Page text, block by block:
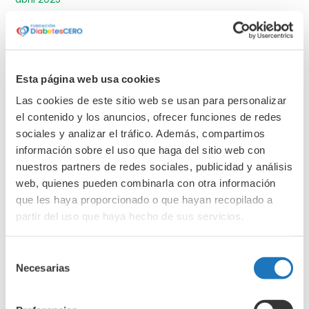
Esta página web usa cookies
Las cookies de este sitio web se usan para personalizar
el contenido y los anuncios, ofrecer funciones de redes
sociales y analizar el tráfico. Además, compartimos
información sobre el uso que haga del sitio web con
nuestros partners de redes sociales, publicidad y análisis
web, quienes pueden combinarla con otra información
que les haya proporcionado o que hayan recopilado a
partir del uso que haya hecho de sus servicios.
Necesarias
marzo 2025
febrero 2025
diciembre 2024
noviembre 2024
octubre 2024
septiembre 2024
junio 2024
abril 2024
marzo 2024
diciembre 2023